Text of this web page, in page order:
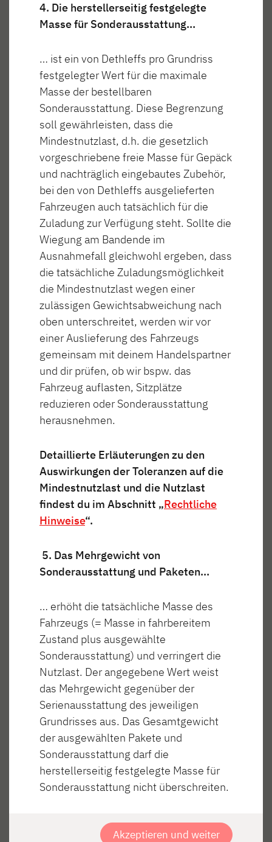
Wohnen
Wohnen im Teilintegrierten! Die Light Moments
Dachausschnitt des Fahrerhauses homogen
weitergeführt. Serienmäßig bringt das große
Fenster in der Fahrerhaushaube Licht und Luft
ins Fahrzeug. Das optionale Hubbettüber der
Sitzgruppe verschwindet tagsüber fast
unsichtbar unter der Decke.
2 3 4
4. Die herstellerseitig festgelegte
Masse für Sonderausstattung…
… ist ein von Dethleffs pro Grundriss
festgelegter Wert für die maximale
Masse der bestellbaren
Sonderausstattung. Diese Begrenzung
soll gewährleisten, dass die
Mindestnutzlast, d.h. die gesetzlich
vorgeschriebene freie Masse für Gepäck
und nachträglich eingebautes Zubehör,
bei den von Dethleffs ausgelieferten
Fahrzeugen auch tatsächlich für die
Zuladung zur Verfügung steht. Sollte die
Wiegung am Bandende im
Ausnahmefall gleichwohl ergeben, dass
die tatsächliche Zuladungsmöglichkeit
die Mindestnutzlast wegen einer
zulässigen Gewichtsabweichung nach
oben unterschreitet, werden wir vor
einer Auslieferung des Fahrzeugs
gemeinsam mit deinem Handelspartner
und dir prüfen, ob wir bspw. das
Fahrzeug auflasten, Sitzplätze
reduzieren oder Sonderausstattung
herausnehmen.
Detaillierte Erläuterungen zu den
Auswirkungen der Toleranzen auf die
Mindestnutzlast und die Nutzlast
findest du im Abschnitt „Rechtliche
Hinweise“.
5. Das Mehrgewicht von
Sonderausstattung und Paketen…
… erhöht die tatsächliche Masse des
Fahrzeugs (= Masse in fahrbereitem
Zustand plus ausgewählte
Sonderausstattung) und verringert die
Nutzlast. Der angegebene Wert weist
das Mehrgewicht gegenüber der
Serienausstattung des jeweiligen
Grundrisses aus. Das Gesamtgewicht
der ausgewählten Pakete und
Sonderausstattung darf die
herstellerseitig festgelegte Masse für
Sonderausstattung nicht überschreiten.
Akzeptieren und weiter